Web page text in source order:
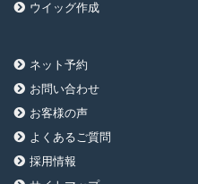
ウイッグ作成
ネット予約
お問い合わせ
お客様の声
よくあるご質問
採用情報